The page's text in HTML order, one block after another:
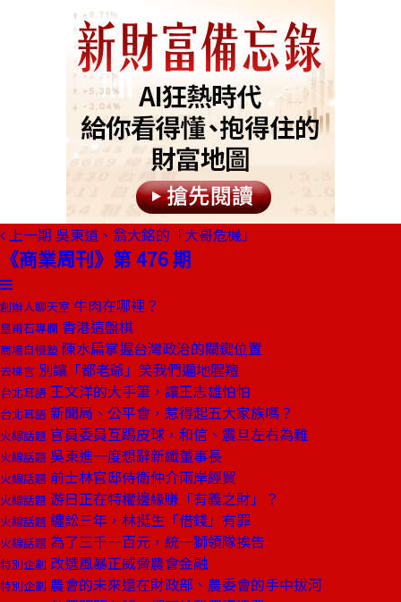
上一期 吳東道、翁大銘的「大哥危機」
《商業周刊》第 476 期
創辦人聊天室 牛肉在哪裡？
皇甫石專欄 香港這盤棋
商場自慢塾 陳水扁掌握台灣政治的關鍵位置
去梯言 別讓「都老爺」笑我們遍地腥羶
台北耳語 王文洋的大手筆，讓王志雄怕怕
台北耳語 新聞局、公平會，惹得起五大家族嗎？
火線話題 官員委員互踢皮球，和信、震旦左右為難
火線話題 吳東進一度想辭新纖董事長
火線話題 前士林官邸侍衛仲介兩岸經貿
火線話題 游日正在特權邊緣賺「有義之財」？
火線話題 纏訟三年，林挺生「借錢」有罪
火線話題 為了三千一百元，統一獅領隊挨告
特別企劃 改選風暴正威脅農會金融
特別企劃 農會的未來還在財政部、農委會的手中拔河